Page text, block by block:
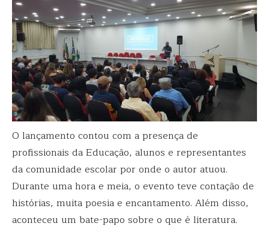
O lançamento contou com a presença de
profissionais da Educação, alunos e representantes
da comunidade escolar por onde o autor atuou.
Durante uma hora e meia, o evento teve contação de
histórias, muita poesia e encantamento. Além disso,
aconteceu um bate-papo sobre o que é literatura.